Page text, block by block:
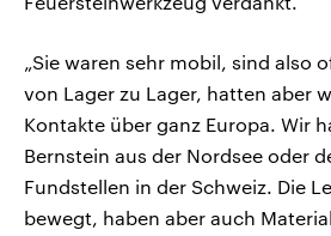
„Sie waren sehr mobil, sind also
von Lager zu Lager, hatten aber
Kontakte über ganz Europa. Wir
Bernstein aus der Nordsee oder
Fundstellen in der Schweiz. Die
bewegt, haben aber auch